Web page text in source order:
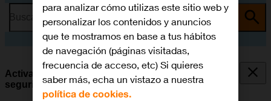
Busca por problema o tema
Activar o desactivar el uso del código de
seguridad
para analizar cómo utilizas este sitio web y
personalizar los contenidos y anuncios
que te mostramos en base a tus hábitos
de navegación (páginas visitadas,
frecuencia de acceso, etc) Si quieres
saber más, echa un vistazo a nuestra
política de cookies.